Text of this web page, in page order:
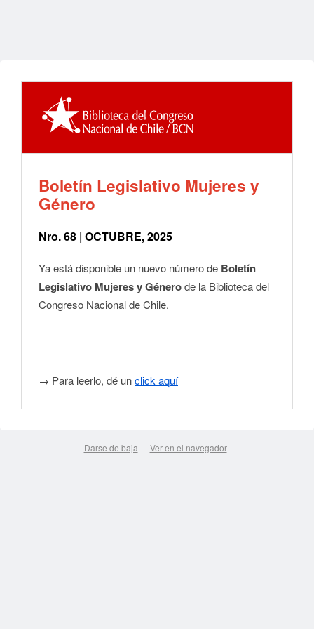
Boletín Legislativo Mujeres y
Género
Nro. 68 | OCTUBRE, 2025
Ya está disponible un nuevo número de Boletín
Legislativo Mujeres y Génerode la Biblioteca del
Congreso Nacional de Chile.
→ Para leerlo, dé unclick aquí
Darse de baja Ver en el navegador